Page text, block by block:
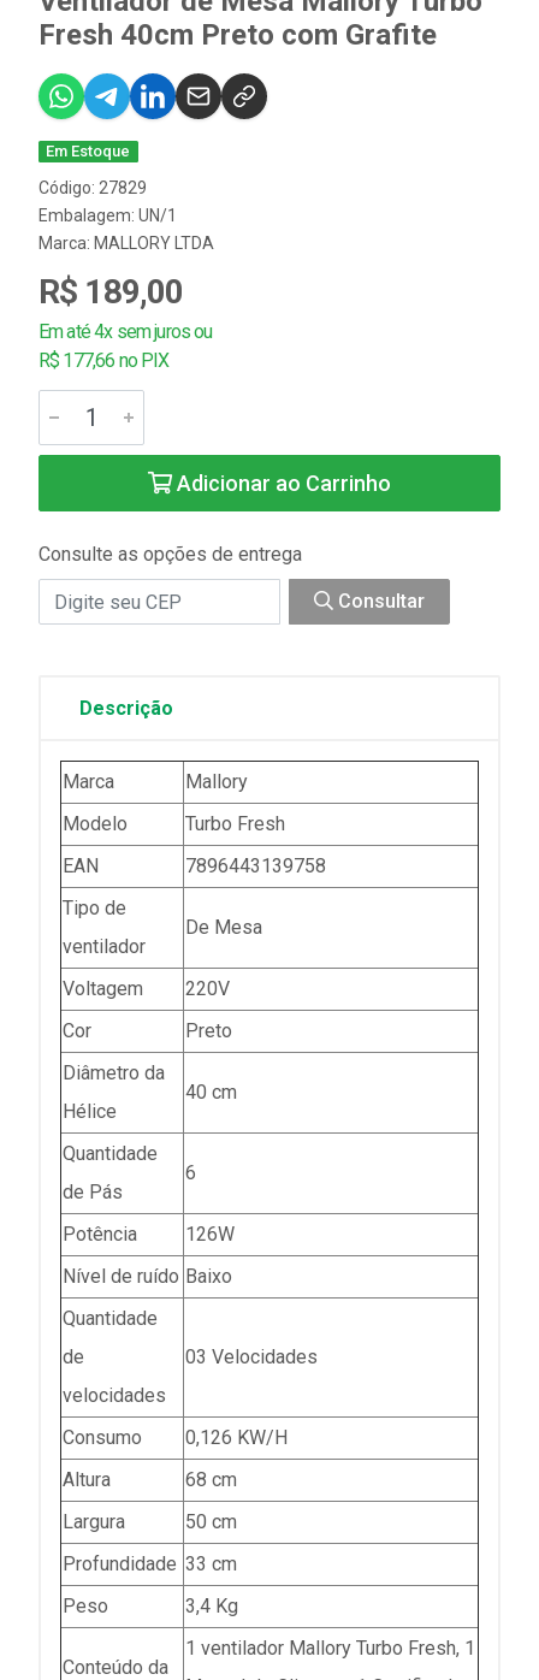
Fresh 40cm Preto com Grafite
Em Estoque
Código: 27829
Embalagem: UN/1
Marca: MALLORY LTDA
R$ 189,00
Em até 4x sem juros ou
R$ 177,66 no PIX
Adicionar ao Carrinho
Consulte as opções de entrega
Consultar
Descrição
Marca
Mallory
Modelo
Turbo Fresh
EAN
7896443139758
Tipo de
ventilador
De Mesa
Voltagem
220V
Cor
Preto
Diâmetro da
Hélice
40 cm
Quantidade
de Pás
6
Potência
126W
Nível de ruído Baixo
Quantidade
de
velocidades
03 Velocidades
Consumo
0,126 KW/H
Altura
68 cm
Largura
50 cm
Profundidade 33 cm
Peso
3,4 Kg
Conteúdo da
1 ventilador Mallory Turbo Fresh, 1